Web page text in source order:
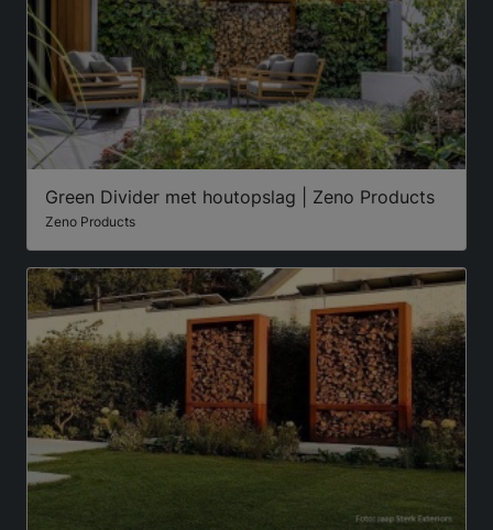
Green Divider met houtopslag | Zeno Products
Zeno Products